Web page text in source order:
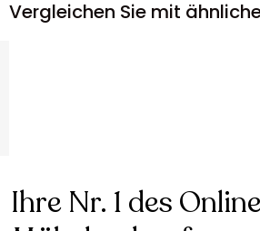
Vergleichen Sie mit
Ihre Nr. 1 des